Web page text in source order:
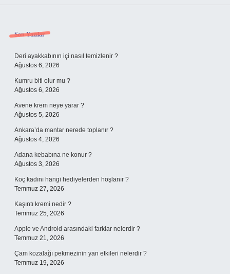
Sidebar
Son Yazılar
Deri ayakkabının içi nasıl temizlenir ?
Ağustos 6, 2026
Kumru biti olur mu ?
Ağustos 6, 2026
Avene krem neye yarar ?
Ağustos 5, 2026
Ankara’da mantar nerede toplanır ?
Ağustos 4, 2026
Adana kebabına ne konur ?
Ağustos 3, 2026
Koç kadını hangi hediyelerden hoşlanır ?
Temmuz 27, 2026
Kaşıntı kremi nedir ?
Temmuz 25, 2026
Apple ve Android arasındaki farklar nelerdir ?
Temmuz 21, 2026
Çam kozalağı pekmezinin yan etkileri nelerdir ?
Temmuz 19, 2026